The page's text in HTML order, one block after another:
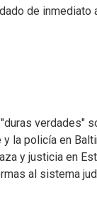
de inmediato
verdades"
la policía en
y justicia en
al sistema